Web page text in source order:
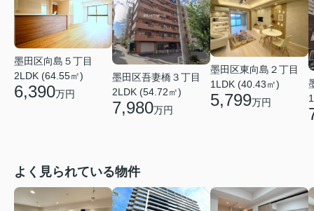
墨田区向島５丁目
2LDK (64.55㎡)
6,390万円
墨田区吾妻橋３丁目
2LDK (54.72㎡)
7,980万円
墨田区東向島２丁目
1LDK (40.43㎡)
5,799万円
よく見られている物件